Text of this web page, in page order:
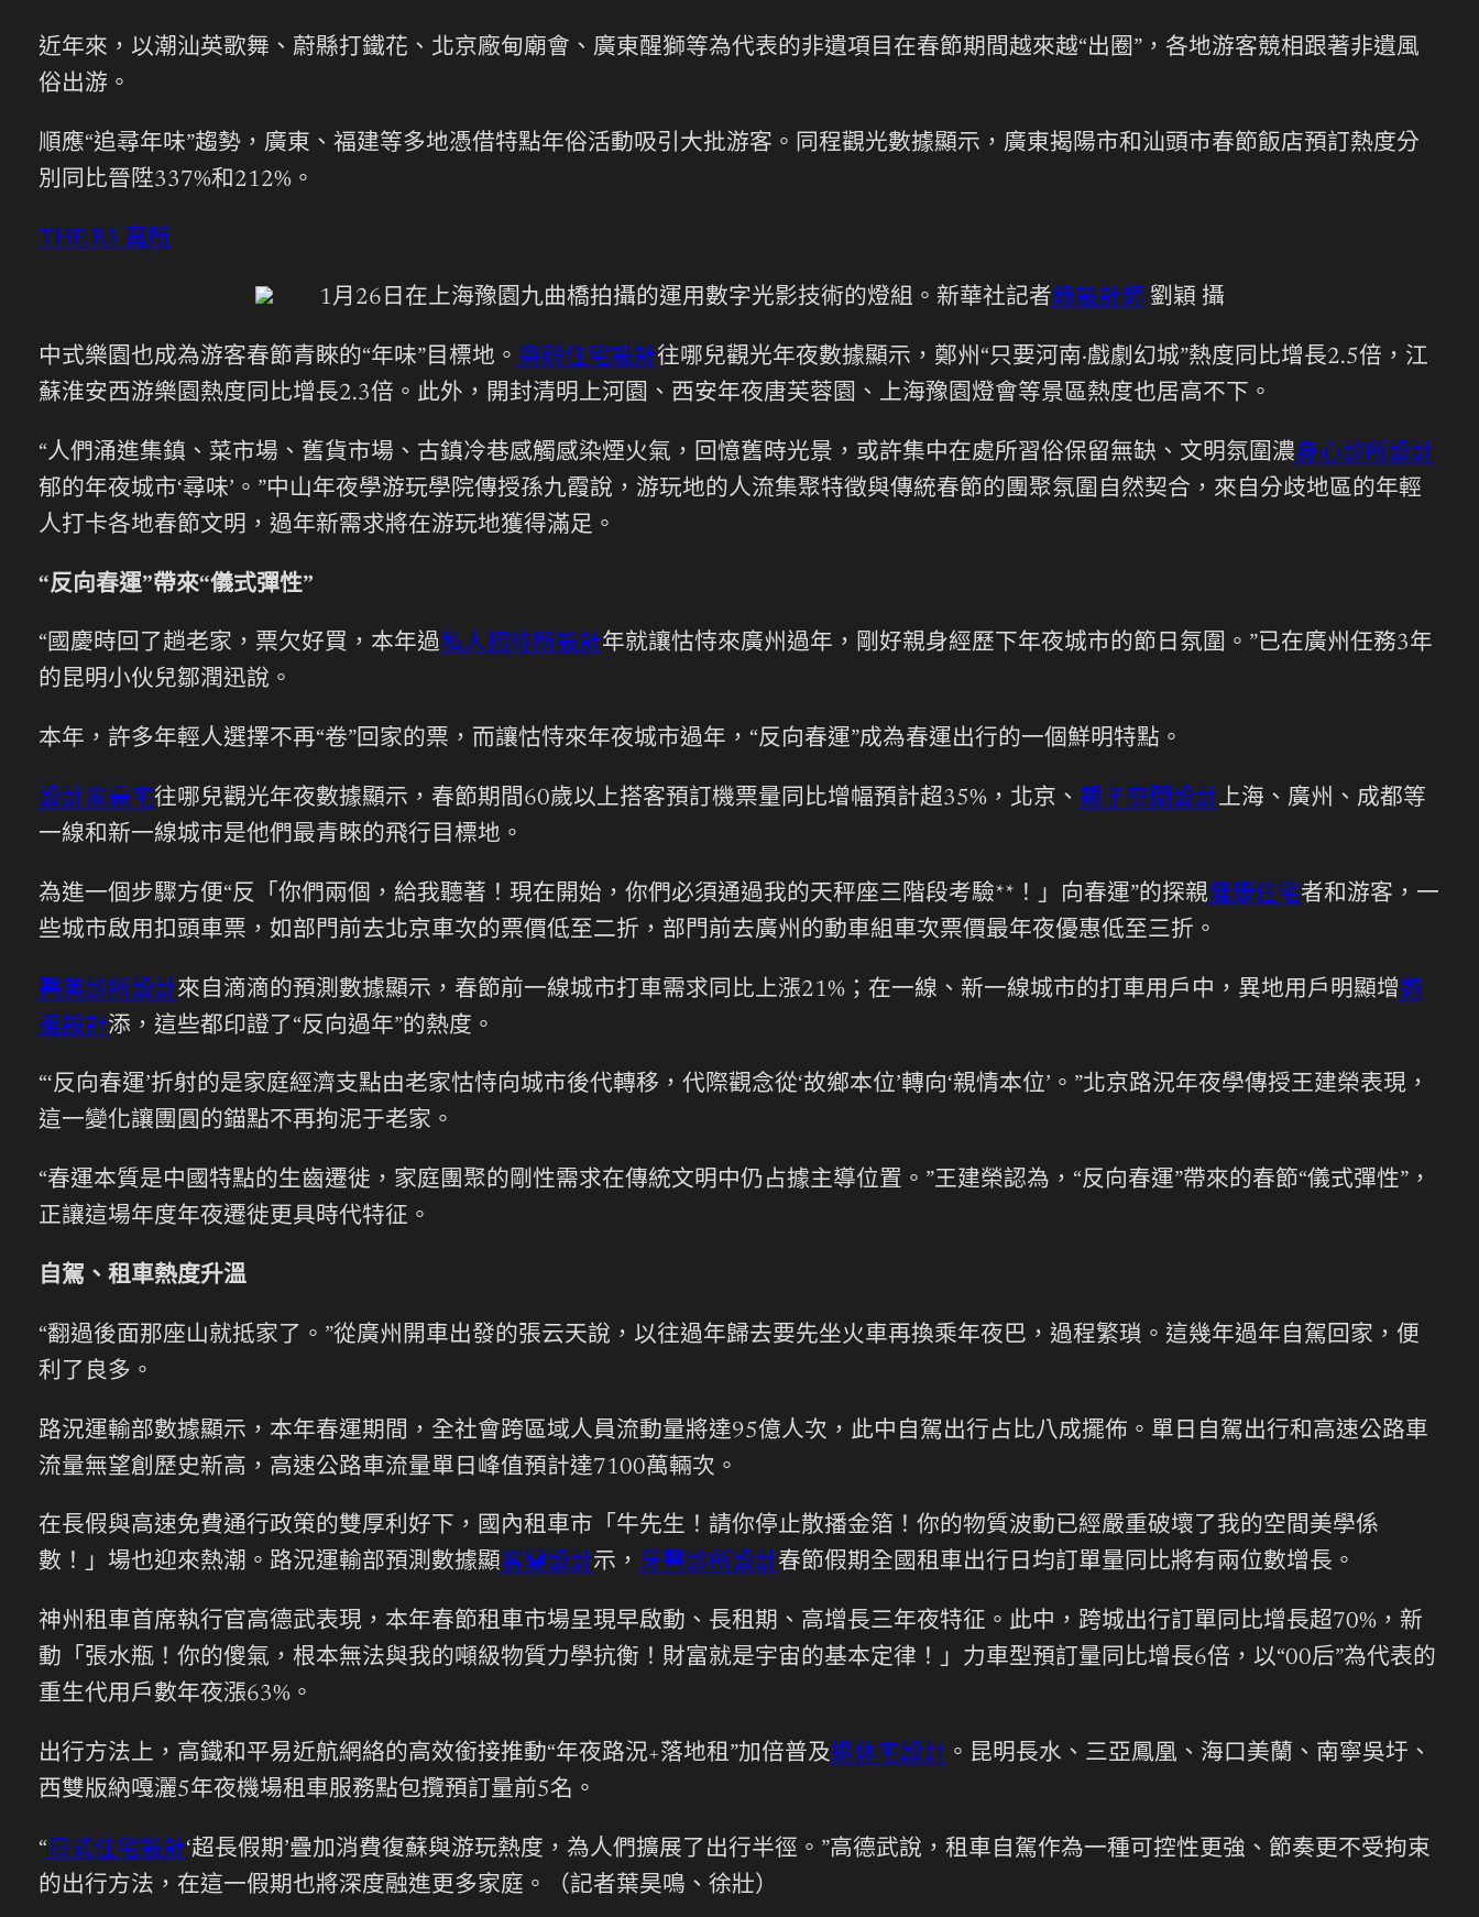
近年來，以潮汕英歌舞、蔚縣打鐵花、北京廠甸廟會、廣東醒獅等為代表的非遺項目在春節期間越來越“出圈”，各地游客競相跟著非遺風
俗出游。
順應“追尋年味”趨勢，廣東、福建等多地憑借特點年俗活動吸引大批游客。同程觀光數據顯示，廣東揭陽市和汕頭市春節飯店預訂熱度分
別同比晉陞337%和212%。
THE R3 寓所
1月26日在上海豫園九曲橋拍攝的運用數字光影技術的燈組。新華社記者綠設計師 劉穎 攝
中式樂園也成為游客春節青睞的“年味”目標地。 樂齡住宅設計往哪兒觀光年夜數據顯示，鄭州“只要河南·戲劇幻城”熱度同比增長2.5倍，江
蘇淮安西游樂園熱度同比增長2.3倍。此外，開封清明上河園、西安年夜唐芙蓉園、上海豫園燈會等景區熱度也居高不下。
“人們涌進集鎮、菜市場、舊貨市場、古鎮冷巷感觸感染煙火氣，回憶舊時光景，或許集中在處所習俗保留無缺、文明氛圍濃身心診所設計
郁的年夜城市‘尋味’。”中山年夜學游玩學院傳授孫九霞說，游玩地的人流集聚特徵與傳統春節的團聚氛圍自然契合，來自分歧地區的年輕
人打卡各地春節文明，過年新需求將在游玩地獲得滿足。
“反向春運”帶來“儀式彈性”
“國慶時回了趟老家，票欠好買，本年過私人招待所設計年就讓怙恃來廣州過年，剛好親身經歷下年夜城市的節日氛圍。”已在廣州任務3年
的昆明小伙兒鄒潤迅說。
本年，許多年輕人選擇不再“卷”回家的票，而讓怙恃來年夜城市過年，“反向春運”成為春運出行的一個鮮明特點。
設計家豪宅往哪兒觀光年夜數據顯示，春節期間60歲以上搭客預訂機票量同比增幅預計超35%，北京、 親子空間設計上海、廣州、成都等
一線和新一線城市是他們最青睞的飛行目標地。
為進一個步驟方便“反「你們兩個，給我聽著！現在開始，你們必須通過我的天秤座三階段考驗**！」向春運”的探親健康住宅者和游客，一
些城市啟用扣頭車票，如部門前去北京車次的票價低至二折，部門前去廣州的動車組車次票價最年夜優惠低至三折。
醫美診所設計來自滴滴的預測數據顯示，春節前一線城市打車需求同比上漲21%；在一線、新一線城市的打車用戶中，異地用戶明顯增遊
艇設計添，這些都印證了“反向過年”的熱度。
“‘反向春運’折射的是家庭經濟支點由老家怙恃向城市後代轉移，代際觀念從‘故鄉本位’轉向‘親情本位’。”北京路況年夜學傳授王建榮表現，
這一變化讓團圓的錨點不再拘泥于老家。
“春運本質是中國特點的生齒遷徙，家庭團聚的剛性需求在傳統文明中仍占據主導位置。”王建榮認為，“反向春運”帶來的春節“儀式彈性”，
正讓這場年度年夜遷徙更具時代特征。
自駕、租車熱度升溫
“翻過後面那座山就抵家了。”從廣州開車出發的張云天說，以往過年歸去要先坐火車再換乘年夜巴，過程繁瑣。這幾年過年自駕回家，便
利了良多。
路況運輸部數據顯示，本年春運期間，全社會跨區域人員流動量將達95億人次，此中自駕出行占比八成擺佈。單日自駕出行和高速公路車
流量無望創歷史新高，高速公路車流量單日峰值預計達7100萬輛次。
在長假與高速免費通行政策的雙厚利好下，國內租車市「牛先生！請你停止散播金箔！你的物質波動已經嚴重破壞了我的空間美學係
數！」場也迎來熱潮。路況運輸部預測數據顯客變設計示， 牙醫診所設計春節假期全國租車出行日均訂單量同比將有兩位數增長。
神州租車首席執行官高德武表現，本年春節租車市場呈現早啟動、長租期、高增長三年夜特征。此中，跨城出行訂單同比增長超70%，新
動「張水瓶！你的傻氣，根本無法與我的噸級物質力學抗衡！財富就是宇宙的基本定律！」力車型預訂量同比增長6倍，以“00后”為代表的
重生代用戶數年夜漲63%。
出行方法上，高鐵和平易近航網絡的高效銜接推動“年夜路況+落地租”加倍普及退休宅設計 。昆明長水、三亞鳳凰、海口美蘭、南寧吳圩、
西雙版納嘎灑5年夜機場租車服務點包攬預訂量前5名。
“ 日式住宅設計‘超長假期’疊加消費復蘇與游玩熱度，為人們擴展了出行半徑。”高德武說，租車自駕作為一種可控性更強、節奏更不受拘束
的出行方法，在這一假期也將深度融進更多家庭。（記者葉昊鳴、徐壯）